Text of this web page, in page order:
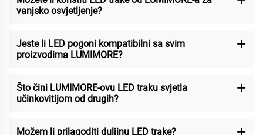
vanjsko osvjetljenje?
Jeste li LED pogoni kompatibilni sa svim
proizvodima LUMIMORE?
Što čini LUMIMORE-ovu LED traku svjetla
učinkovitijom od drugih?
Možem li prilagoditi duljinu LED trake?